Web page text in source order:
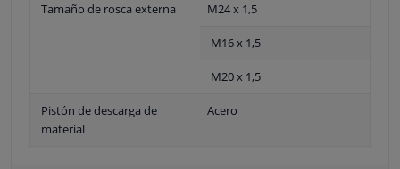
Tamaño de rosca externa M24 x 1,5
M16 x 1,5
M20 x 1,5
Pistón de descarga de
material
Acero